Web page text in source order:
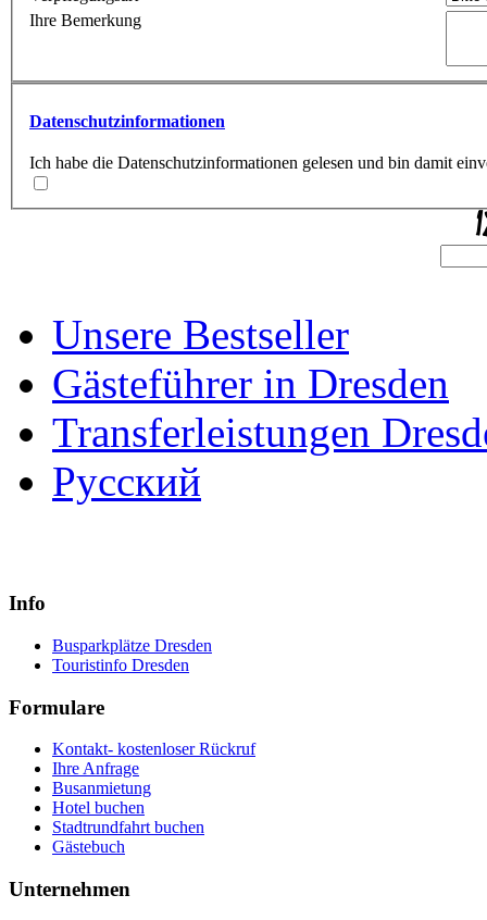
Ihre Bemerkung
Datenschutzinformationen
Ich habe die Datenschutzinformationen gelesen und bin damit
Unsere Bestseller
Gästeführer in Dresden
Transferleistungen
Русский
Info
Busparkplätze Dresden
Touristinfo Dresden
Formulare
Kontakt- kostenloser Rückruf
Ihre Anfrage
Busanmietung
Hotel buchen
Stadtrundfahrt buchen
Gästebuch
Unternehmen